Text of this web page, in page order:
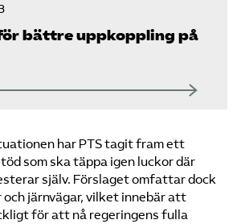
bättre uppkoppling på
har PTS tagit fram ett
som ska täppa igen luckor där
själv. Förslaget omfattar dock
järnvägar, vilket innebär att
för att nå regeringens fulla